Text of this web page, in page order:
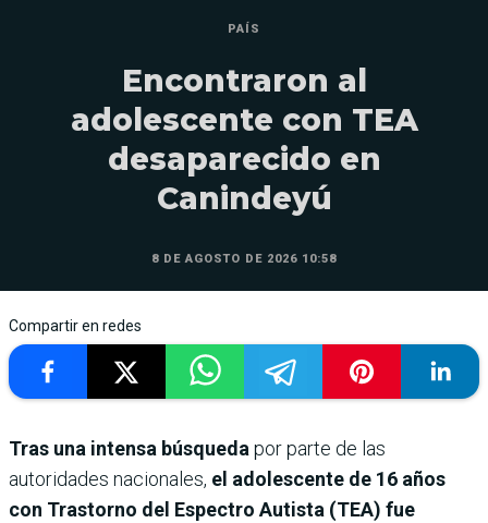
PAÍS
Encontraron al
adolescente con TEA
desaparecido en
Canindeyú
8 DE AGOSTO DE 2026 10:58
Compartir en redes
Tras una intensa búsquedapor parte de las
autoridades nacionales, el adolescente de 16 años
con Trastorno del Espectro Autista (TEA) fue